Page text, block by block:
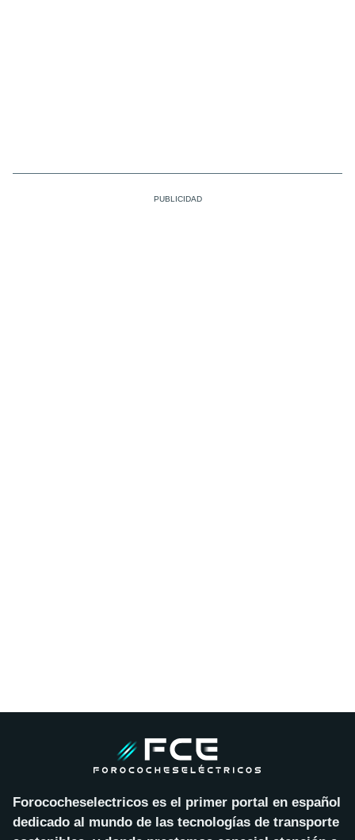
Forococheselectricos es el primer portal en español
dedicado al mundo de las tecnologías de transporte